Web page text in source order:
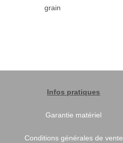
grain
Infos pratiques
Garantie matériel
Conditions générales de vente